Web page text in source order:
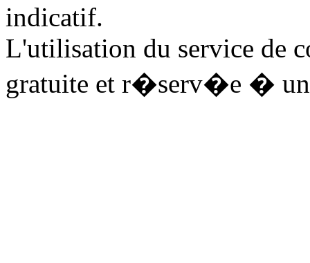
indicatif.
L'utilisation du service de
gratuite et r�serv�e � un